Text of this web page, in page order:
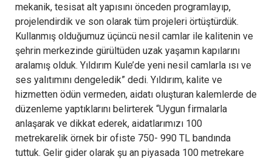
mekanik, tesisat alt yapısını önceden programlayıp,
projelendirdik ve son olarak tüm projeleri örtüştürdük.
Kullanmış olduğumuz üçüncü nesil camlar ile kalitenin ve
şehrin merkezinde gürültüden uzak yaşamın kapılarını
aralamış olduk. Yıldırım Kule’de yeni nesil camlarla ısı ve
ses yalıtımını dengeledik” dedi. Yıldırım, kalite ve
hizmetten ödün vermeden, aidatı oluşturan kalemlerde de
düzenleme yaptıklarını belirterek “Uygun firmalarla
anlaşarak ve dikkat ederek, aidatlarımızı 100
metrekarelik örnek bir ofiste 750- 990 TL bandında
tuttuk. Gelir gider olarak şu an piyasada 100 metrekare